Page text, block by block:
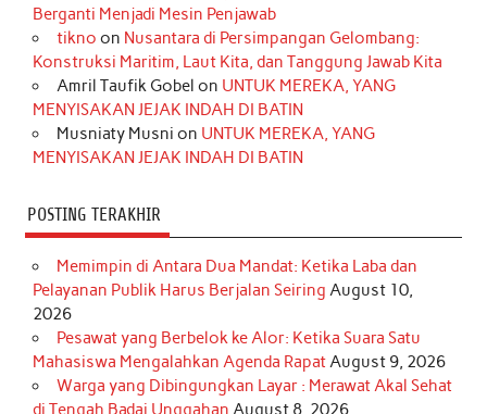
o
k
r
a
m
k
r
e
s
t
d
I
n
r
e
Berganti Menjadi Mesin Penjawab
tikno on Nusantara di Persimpangan Gelombang:
Konstruksi Maritim, Laut Kita, dan Tanggung Jawab Kita
Amril Taufik Gobel on UNTUK MEREKA, YANG
MENYISAKAN JEJAK INDAH DI BATIN
Musniaty Musni on UNTUK MEREKA, YANG
MENYISAKAN JEJAK INDAH DI BATIN
POSTING TERAKHIR
Memimpin di Antara Dua Mandat: Ketika Laba dan
Pelayanan Publik Harus Berjalan Seiring August 10,
2026
Pesawat yang Berbelok ke Alor: Ketika Suara Satu
Mahasiswa Mengalahkan Agenda RapatAugust 9, 2026
Warga yang Dibingungkan Layar : Merawat Akal Sehat
di Tengah Badai Unggahan August 8, 2026